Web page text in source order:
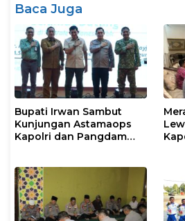
Baca Juga
Bupati Irwan Sambut
Kunjungan Astamaops
Kapolri dan Pangdam